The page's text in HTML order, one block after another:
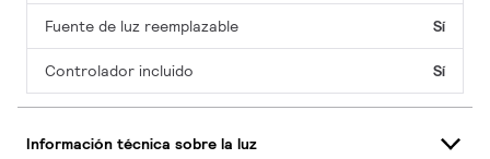
Fuente de luz reemplazable Sí
Controlador incluido Sí
Información técnica sobre la luz